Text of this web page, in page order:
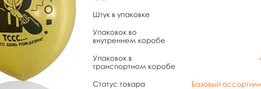
Штук в упаковке
Упаковок во
внутреннем коробе
Упаковок в
транспортном коробе
Статус товара
Базовый